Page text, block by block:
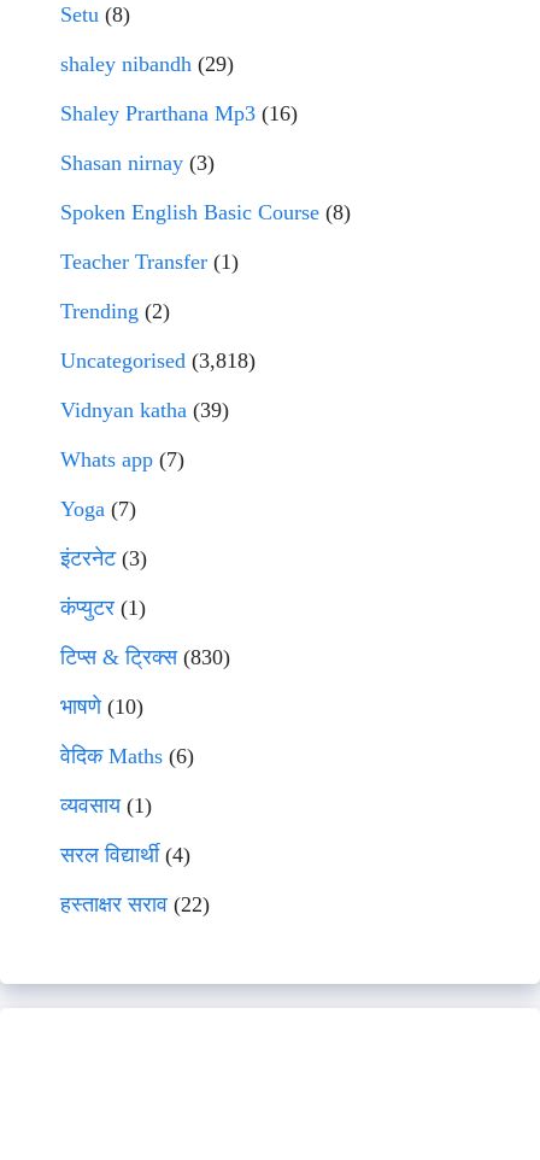
Setu (8)
shaley nibandh (29)
Shaley Prarthana Mp3 (16)
Shasan nirnay (3)
Spoken English Basic Course (8)
Teacher Transfer (1)
Trending (2)
Uncategorised (3,818)
Vidnyan katha (39)
Whats app (7)
Yoga (7)
इंटरनेट(3)
कंप्युटर (1)
टिप्स & ट्रिक्स(830)
भाषणे(10)
वेदिक Maths (6)
व्यवसाय(1)
सरल विद्यार्थी(4)
हस्ताक्षर सराव (22)